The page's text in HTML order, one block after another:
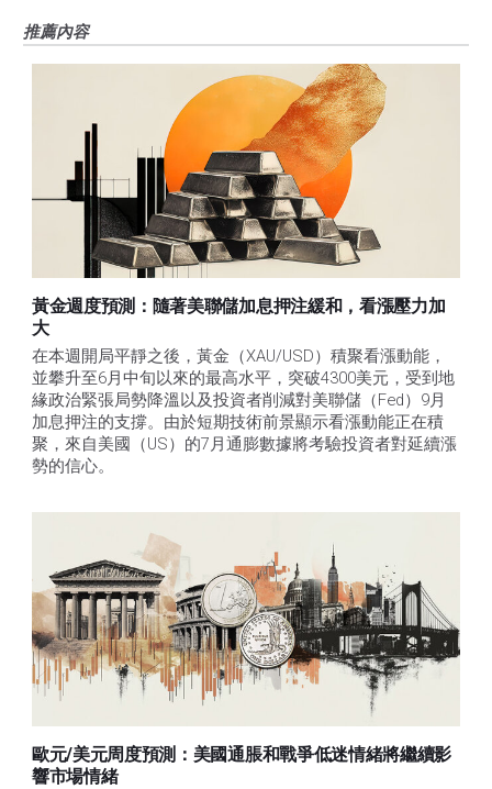
推薦內容
黃金週度預測：隨著美聯儲加息押注緩和，看漲壓力加
大
在本週開局平靜之後，黃金（XAU/USD）積聚看漲動能，
並攀升至6月中旬以來的最高水平，突破4300美元，受到地
緣政治緊張局勢降溫以及投資者削減對美聯儲（Fed）9月
加息押注的支撐。由於短期技術前景顯示看漲動能正在積
聚，來自美國（US）的7月通膨數據將考驗投資者對延續漲
勢的信心。
歐元/美元周度預測：美國通脹和戰爭低迷情緒將繼續影
響市場情緒